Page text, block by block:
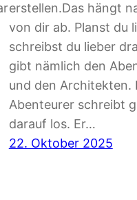
erstellen.Das hängt
von dir ab. Planst du
schreibst du lieber
gibt nämlich den
und den Architekten.
Abenteurer schreibt
darauf los. Er…
22. Oktober 2025